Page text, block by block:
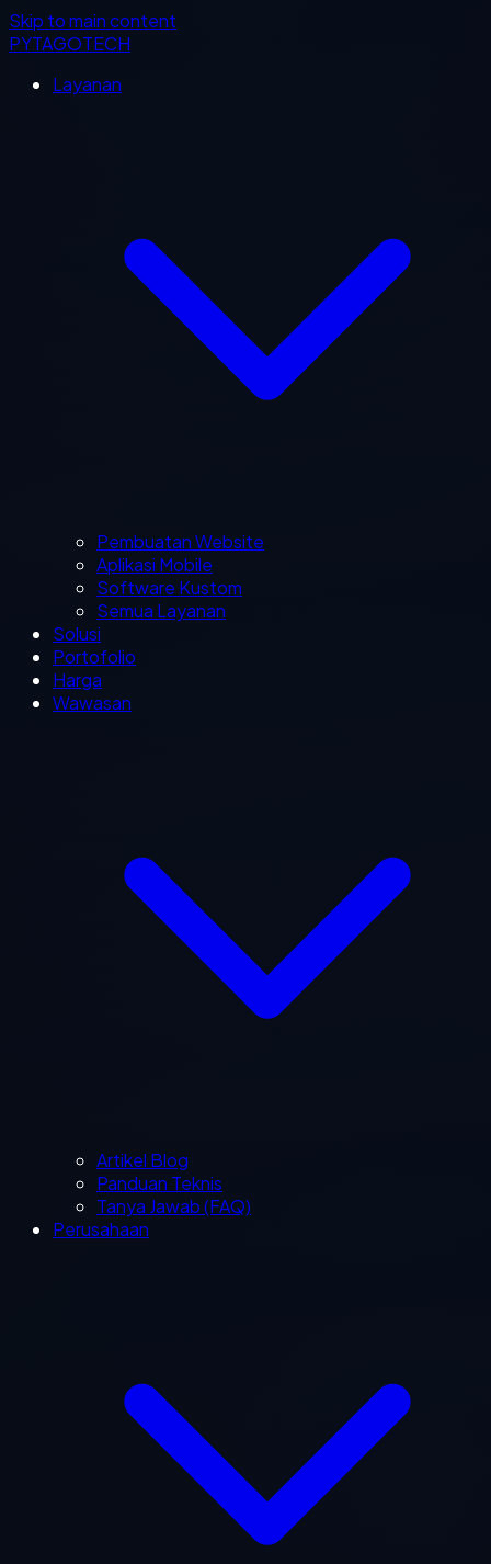
Skip to main content
PYTAGOTECH
Layanan
Pembuatan Website
Aplikasi Mobile
Software Kustom
Semua Layanan
Solusi
Portofolio
Harga
Wawasan
Artikel Blog
Panduan Teknis
Tanya Jawab (FAQ)
Perusahaan